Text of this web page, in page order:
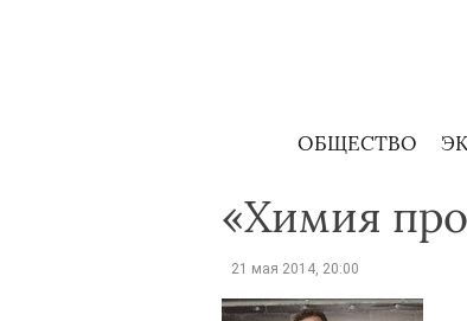
ОБЩЕСТВО
«Химия
21 мая 2014, 20:00